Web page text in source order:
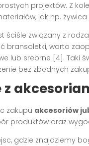
projektów. Z
jak np.
związany z
bransoletki, warto
lub srebrne [4]. Taki
bez zbędnych
zakupu akcesoriów
produktów oraz
gdzie znajdziemy